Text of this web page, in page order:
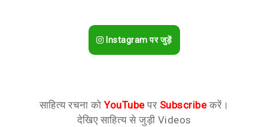
Instagram पर जुड़ें
साहित्य रचना कोYouTubeपर Subscribeकरें।
देखिए साहित्य से जुड़ी Videos